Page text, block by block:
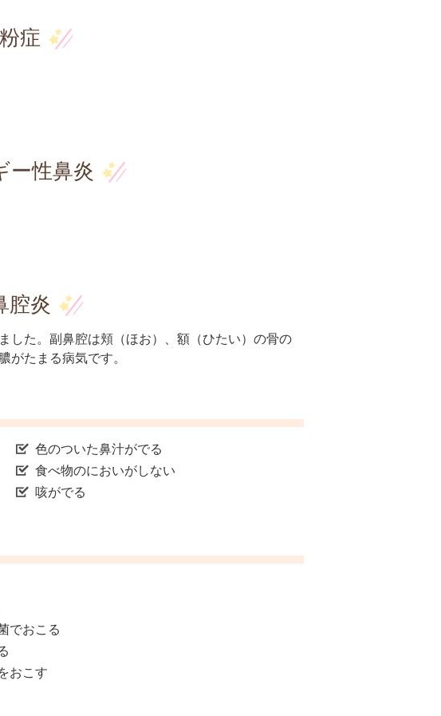
症
ー性鼻炎
腔炎
した。副鼻腔は頬（ほお）、額（ひたい）の骨の
がたまる病気です。
色のついた鼻汁がでる
食べ物のにおいがしない
咳がでる
でおこる
おこす